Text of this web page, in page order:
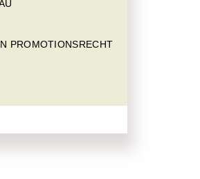
PROMOTIONSRECHT